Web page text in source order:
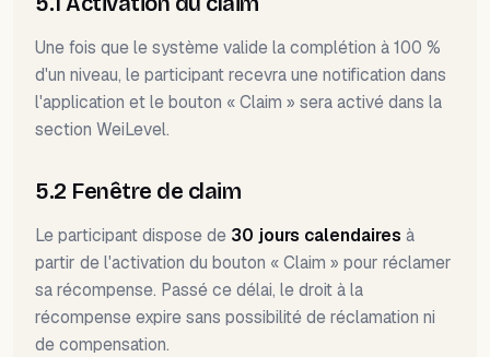
Une fois que le système valide la complétion à 100 %
d'un niveau, le participant recevra une notification dans
l'application et le bouton « Claim » sera activé dans la
section WeiLevel.
5.2 Fenêtre de claim
Le participant dispose de 30 jours calendaires à
partir de l'activation du bouton « Claim » pour réclamer
sa récompense. Passé ce délai, le droit à la
récompense expire sans possibilité de réclamation ni
de compensation.